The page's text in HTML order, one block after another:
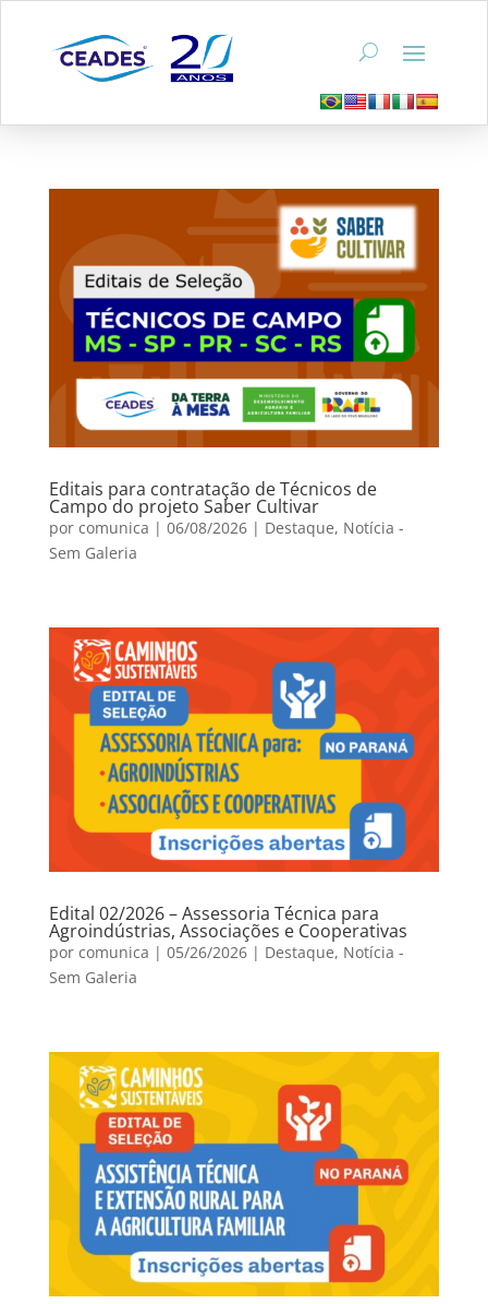
Editais para contratação de Técnicos de
Campo do projeto Saber Cultivar
por comunica | 06/08/2026| Destaque, Notícia -
Sem Galeria
Edital 02/2026 – Assessoria Técnica para
Agroindústrias, Associações e Cooperativas
por comunica | 05/26/2026| Destaque, Notícia -
Sem Galeria